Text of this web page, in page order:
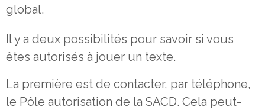
global.
Il y a deux possibilités pour savoir si vous
êtes autorisés à jouer un texte.
La première est de contacter, par téléphone,
le Pôle autorisation de la SACD. Cela peut-